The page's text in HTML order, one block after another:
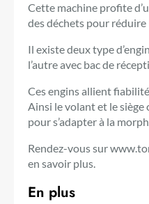
Cette machine profite
des déchets pour
Il existe deux type
l’autre avec bac de
Ces engins allient
Ainsi le volant et le
pour s’adapter à la
Rendez-vous sur
en savoir plus.
En plus